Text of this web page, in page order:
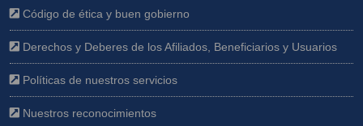
Código de ética y buen gobierno
Derechos y Deberes de los Afiliados, Beneficiarios y Usuarios
Políticas de nuestros servicios
Nuestros reconocimientos